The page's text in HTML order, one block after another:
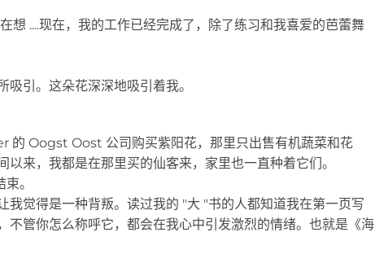
想 ....现在，我的工作已经完成了，除了练习和我喜爱的芭蕾舞
引。这朵花深深地吸引着我。
的 Oogst Oost 公司购买紫阳花，那里只出售有机蔬菜和花
来，我都是在那里买的仙客来，家里也一直种着它们。
。
我觉得是一种背叛。读过我的 "大 "书的人都知道我在第一页写
不管你怎么称呼它，都会在我心中引发激烈的情绪。也就是《海